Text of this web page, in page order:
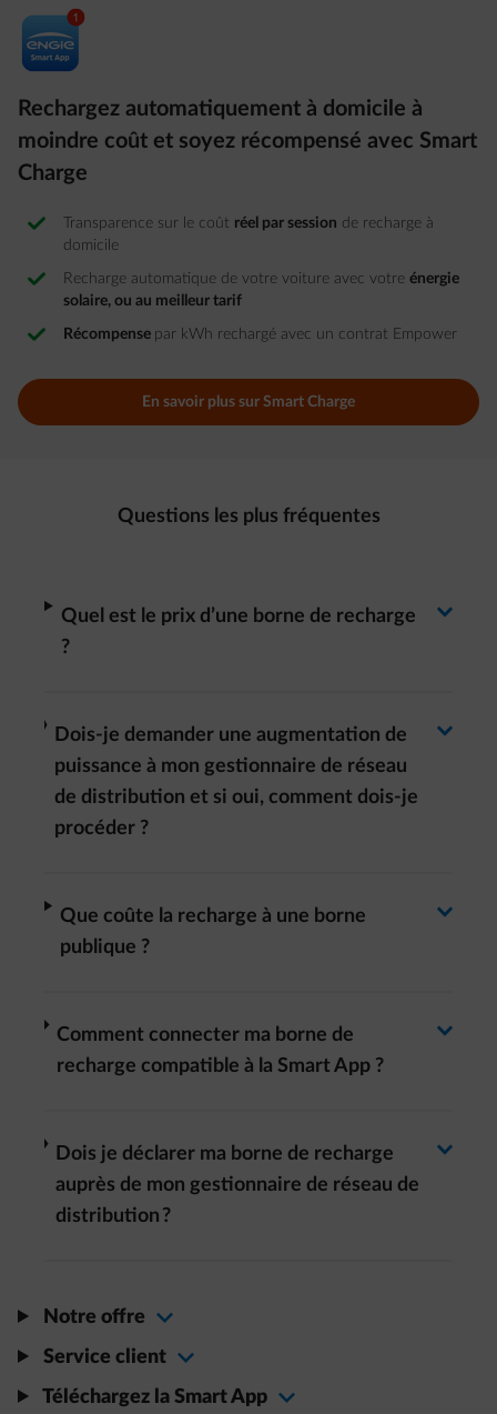
Rechargez automatiquement à domicile à
moindre coût et soyez récompensé avec Smart
Charge
Transparence sur le coût réel par session de recharge à
domicile
Recharge automatique de votre voiture avec votre énergie
solaire, ou au meilleur tarif
Récompense par kWh rechargé avec un contrat Empower
En savoir plus sur Smart Charge
Questions les plus fréquentes
Quel est le prix d’une borne de recharge
?
arrow-right
Dois-je demander une augmentation de
puissance à mon gestionnaire de réseau
de distribution et si oui, comment dois-je
procéder ?
arrow-right
Que coûte la recharge à une borne
publique ?
arrow-right
Comment connecter ma borne de
recharge compatible à la Smart App ?
arrow-right
Dois je déclarer ma borne de recharge
auprès de mon gestionnaire de réseau de
distribution ?
arrow-right
Notre offre
Service client
Téléchargez la Smart App